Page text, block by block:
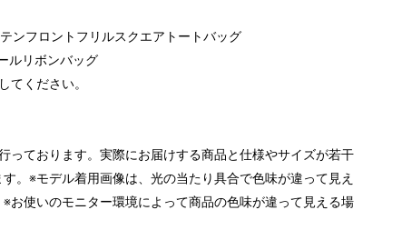
ンフロントフリルスクエアトートバッグ
ルリボンバッグ
てください。
っております。実際にお届けする商品と仕様やサイズが若干
。※モデル着用画像は、光の当たり具合で色味が違って見え
お使いのモニター環境によって商品の色味が違って見える場